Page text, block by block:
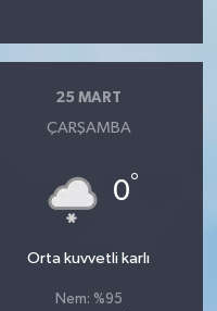
25 MART
ÇARŞAMBA
0°
Orta kuvvetli karlı
Nem: %95